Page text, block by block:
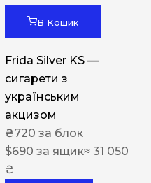
В Кошик
Frida Silver KS —
сигарети з
українським
акцизом
₴720 за блок
$690 за ящик≈ 31 050
₴